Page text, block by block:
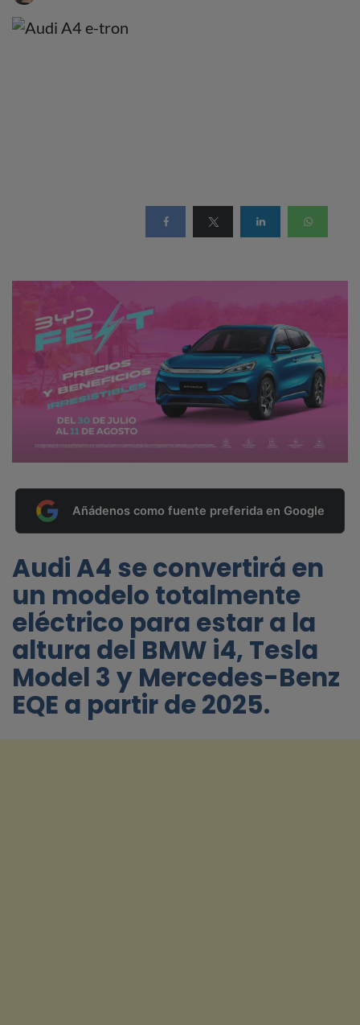
Añádenos como fuente preferida en Google
Audi A4 se convertirá en
un modelo totalmente
eléctrico para estar a la
altura del BMW i4, Tesla
Model 3 y Mercedes-Benz
EQE a partir de 2025.